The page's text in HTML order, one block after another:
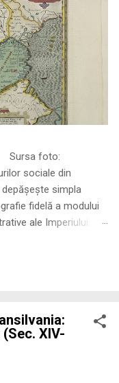
sociale din
simpla
fidelă a modului
ale Imperiului
a lumii romane
și de o libertate
cives Romani ) în
să măsurăm cu
rom...
XIV-